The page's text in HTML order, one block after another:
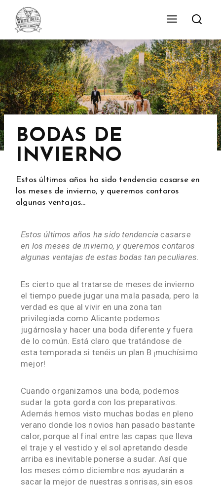
BODAS DE
INVIERNO
Estos últimos años ha sido tendencia casarse en
los meses de invierno, y queremos contaros
algunas ventajas…
Estos últimos años ha sido tendencia casarse
en los meses de invierno, y queremos contaros
algunas ventajas de estas bodas tan peculiares.
Es cierto que al tratarse de meses de invierno
el tiempo puede jugar una mala pasada, pero la
verdad es que al vivir en una zona tan
privilegiada como Alicante podemos
jugárnosla y hacer una boda diferente y fuera
de lo común. Está claro que tratándose de
esta temporada si tenéis un plan B ¡muchísimo
mejor!
Cuando organizamos una boda, podemos
sudar la gota gorda con los preparativos.
Además hemos visto muchas bodas en pleno
verano donde los novios han pasado bastante
calor, porque al final entre las capas que lleva
el traje y el vestido y el sol apretando desde
arriba es inevitable ponerse a sudar. Así que
los meses cómo diciembre nos ayudarán a
sacar la mejor de nuestras sonrisas, sin esos